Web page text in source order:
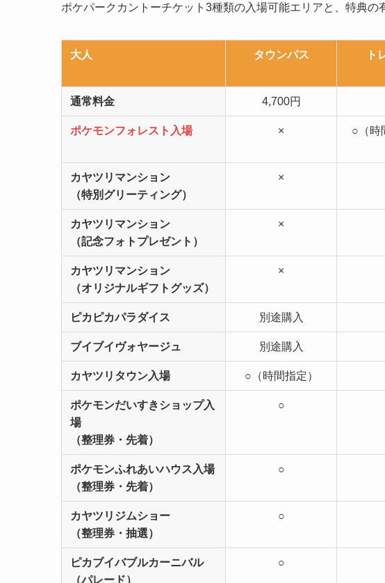
ポケパークカントーチケット3種類の入場可能エリアと、特典の
大人 タウンパス ト
通常料金 4,700円
ポケモンフォレスト入場 ×
○（時
カヤツリマンション
（特別グリーティング）
×
カヤツリマンション
（記念フォトプレゼント）
×
カヤツリマンション
（オリジナルギフトグッズ）
×
ピカピカパラダイス 別途購入
ブイブイヴォヤージュ 別途購入
カヤツリタウン入場 ○（時間指定）
ポケモンだいすきショップ入
場
（整理券・先着）
○
ポケモンふれあいハウス入場
（整理券・先着）
○
カヤツリジムショー
（整理券・抽選）
○
ピカブイバブルカーニバル
（パレード）
○